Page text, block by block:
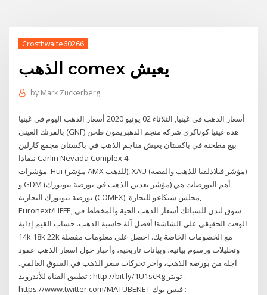
Crosthwaite60266
الذهب comex يعيش
by Mark Zuckerberg
أسعار الذهب في غينيا, الثلاثاء 02 يونيو 2020 أسعار الذهب اليوم في غينيا
بالفرنك الغيني (GNF) هذه غينيا كوناكري شركة منجم الذهبريمون طحن
بيع مطحنة في باكستان يعيش مناجم الذهب في باكستان مجمع كارلين
نيفادا Carlin Nevada Complex 4.
مؤشرات: Hui (مؤشر AMX للذهب), XAU (مؤشر فيلادلفيا للذهب والفضة)
و GDM (مؤشر تعدين الذهب في بورصة نيويورك) أهم البورصات هي
بورصة نيويورك التجارية (COMEX), مجلس شيكاغو للتجارة,
Euronext/LIFFE, سوق لندن للسبائك أسعار الذهب الحية والمخطط في
الوقت الحقيقي على الشاشة! أفضل آلة حاسبة الذهب. حساب القيم إذابة
14k 18k 22k مع الخصومات الخاصة بك. احصل على معلومات مفصلة
وتحليلات ورسوم بيانية، وبيانات تاريخية، وأخبار حول اسعار الذهب عقود
آجلة من بورصة الذهب، وآخر تحركات سعر الذهب في السوق العالمي.
تطبيق القناة للأندرويد : http://bit.ly/1U1scRg تويتر :
https://www.twitter.com/MATUBENET فيس بوك :